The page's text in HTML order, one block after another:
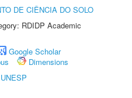
DE CIÊNCIA DO SOLO
RDIDP Academic
Google Scholar
Dimensions